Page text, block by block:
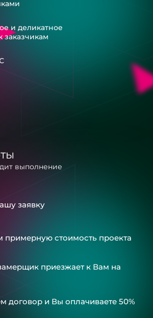
и деликатное
заказчикам
выполнение
заявку
примерную стоимость проекта
приезжает к Вам на
договор и Вы оплачиваете 50%